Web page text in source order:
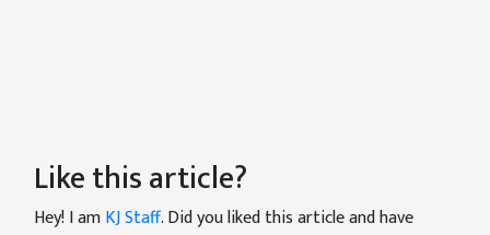
Like this article?
Hey! I amKJ Staff. Did you liked this article and have